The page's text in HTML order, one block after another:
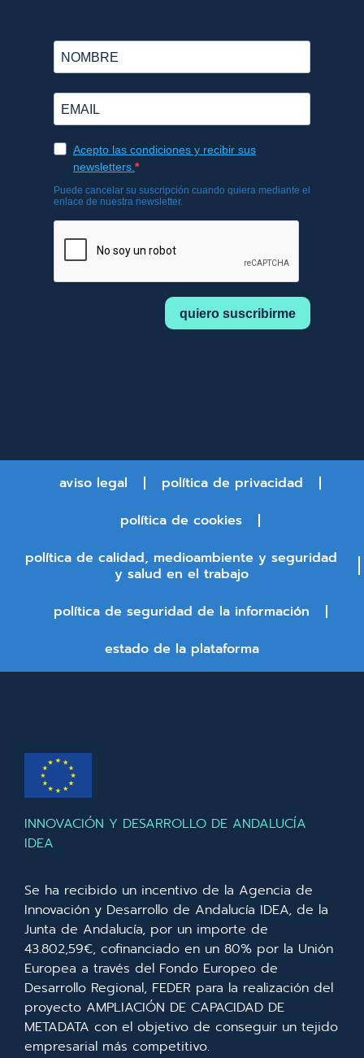
aviso legal
política de privacidad
política de cookies
política de calidad, medioambiente y seguridad
y salud en el trabajo
política de seguridad de la información
estado de la plataforma
INNOVACIÓN Y DESARROLLO DE ANDALUCÍA
IDEA
Se ha recibido un incentivo de la Agencia de
Innovación y Desarrollo de Andalucía IDEA, de la
Junta de Andalucía, por un importe de
43.802,59€, cofinanciado en un 80% por la Unión
Europea a través del Fondo Europeo de
Desarrollo Regional, FEDER para la realización del
proyecto AMPLIACIÓN DE CAPACIDAD DE
METADATA con el objetivo de conseguir un tejido
empresarial más competitivo.